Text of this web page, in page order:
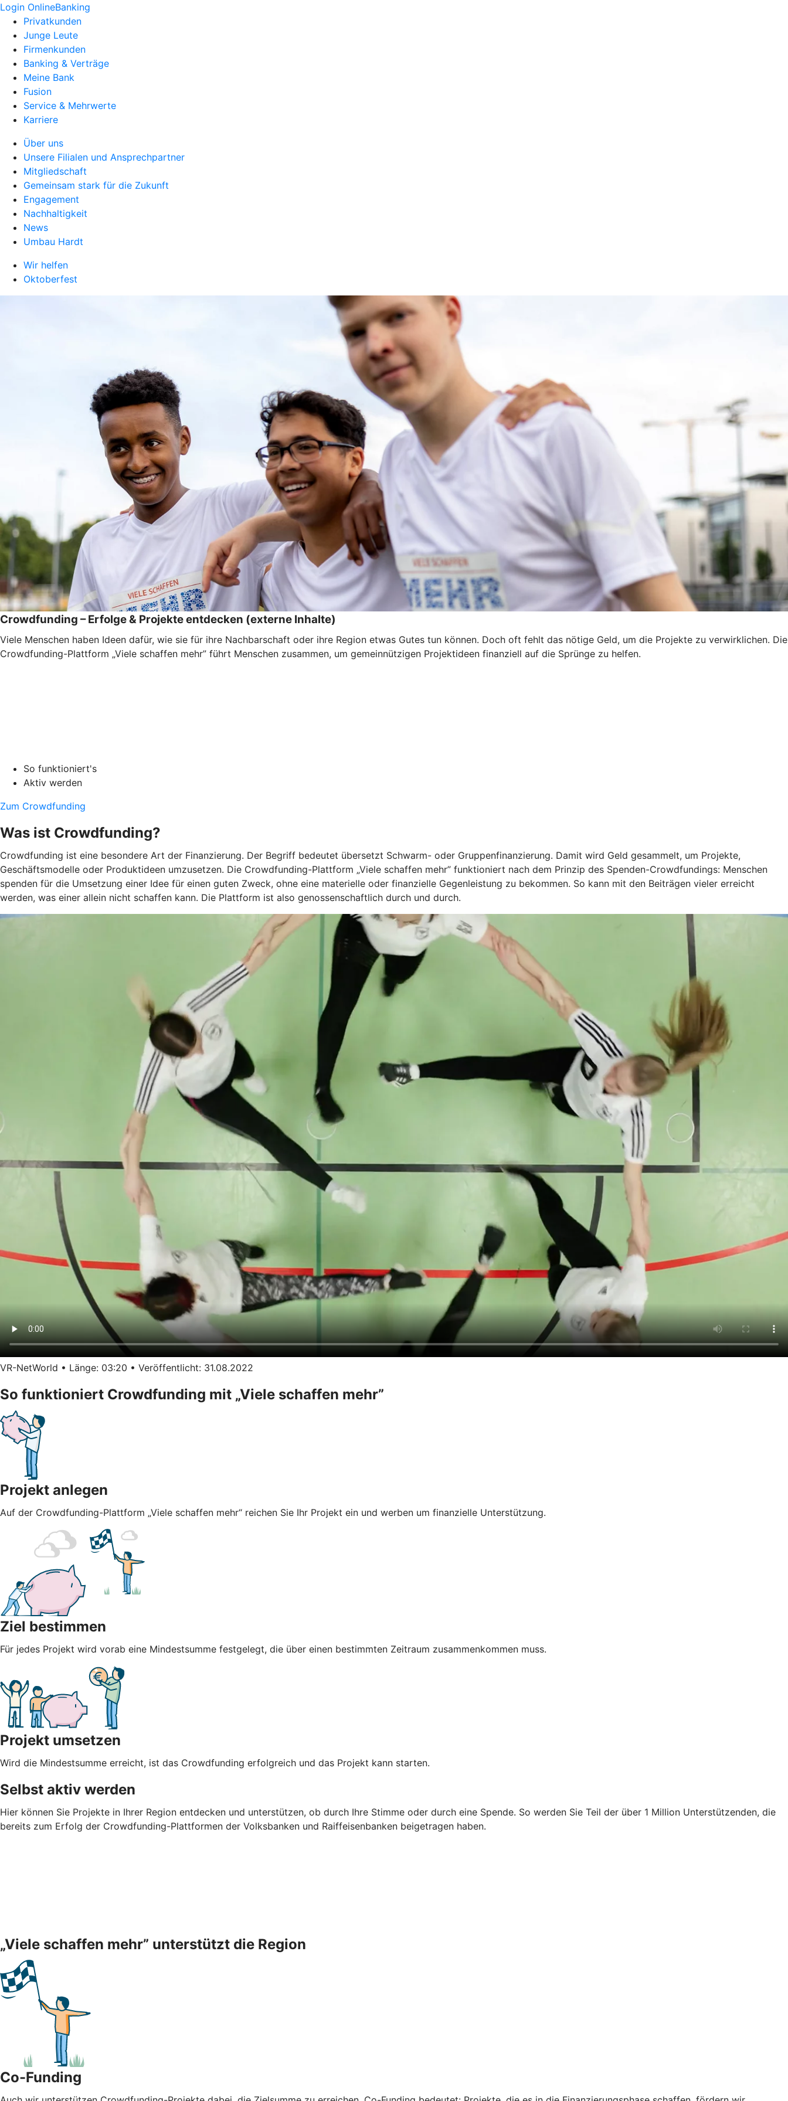
Login OnlineBanking
Privatkunden
Junge Leute
Firmenkunden
Banking & Verträge
Meine Bank
Fusion
Service & Mehrwerte
Karriere
Über uns
Unsere Filialen und Ansprechpartner
Mitgliedschaft
Gemeinsam stark für die Zukunft
Engagement
Nachhaltigkeit
News
Umbau Hardt
Wir helfen
Oktoberfest
Crowdfunding – Erfolge & Projekte entdecken (externe Inhalte)
Viele Menschen haben Ideen dafür, wie sie für ihre Nachbarschaft oder ihre Region etwas Gutes tun können. Doch oft fehlt das nötige Geld, um die Projekte zu verwirklichen. Die
Crowdfunding-Plattform „Viele schaffen mehr” führt Menschen zusammen, um gemeinnützigen Projektideen finanziell auf die Sprünge zu helfen.
So funktioniert's
Aktiv werden
Zum Crowdfunding
Was ist Crowdfunding?
Crowdfunding ist eine besondere Art der Finanzierung. Der Begriff bedeutet übersetzt Schwarm- oder Gruppenfinanzierung. Damit wird Geld gesammelt, um Projekte,
Geschäftsmodelle oder Produktideen umzusetzen. Die Crowdfunding-Plattform „Viele schaffen mehr” funktioniert nach dem Prinzip des Spenden-Crowdfundings: Menschen
spenden für die Umsetzung einer Idee für einen guten Zweck, ohne eine materielle oder finanzielle Gegenleistung zu bekommen. So kann mit den Beiträgen vieler erreicht
werden, was einer allein nicht schaffen kann. Die Plattform ist also genossenschaftlich durch und durch.
VR-NetWorld • Länge: 03:20 • Veröffentlicht: 31.08.2022
So funktioniert Crowdfunding mit „Viele schaffen mehr”
Projekt anlegen
Auf der Crowdfunding-Plattform „Viele schaffen mehr“ reichen Sie Ihr Projekt ein und werben um finanzielle Unterstützung.
Ziel bestimmen
Für jedes Projekt wird vorab eine Mindestsumme festgelegt, die über einen bestimmten Zeitraum zusammenkommen muss.
Projekt umsetzen
Wird die Mindestsumme erreicht, ist das Crowdfunding erfolgreich und das Projekt kann starten.
Selbst aktiv werden
Hier können Sie Projekte in Ihrer Region entdecken und unterstützen, ob durch Ihre Stimme oder durch eine Spende. So werden Sie Teil der über 1 Million Unterstützenden, die
bereits zum Erfolg der Crowdfunding-Plattformen der Volksbanken und Raiffeisenbanken beigetragen haben.
„Viele schaffen mehr” unterstützt die Region
Co-Funding